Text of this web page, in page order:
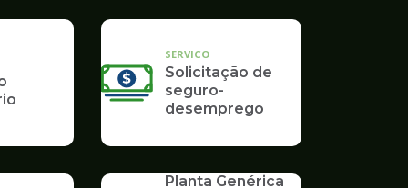
SERVICO
Solicitação de
seguro-
desemprego
Planta Genérica